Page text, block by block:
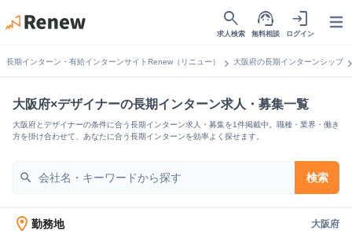
search
求人検索
support_agent
無料相談
login
ログイン
長期インターン・有給インターンサイトRenew（リニュー） chevron_right 大阪府の長期インターンシップ
大阪府×デザイナーの長期インターン求人・募集一覧
大阪府とデザイナーの条件に合う長期インターン求人・募集を1件掲載中。職種・業界・働き
方を掛け合わせて、あなたに合う長期インターンを効率よく探せます。
search 検索
location_on 勤務地 大阪府